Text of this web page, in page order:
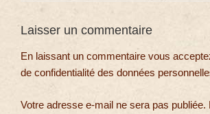
Laisser un commentaire
En laissant un commentaire vous
de confidentialité des données
Votre adresse e-mail ne sera pas publiée.